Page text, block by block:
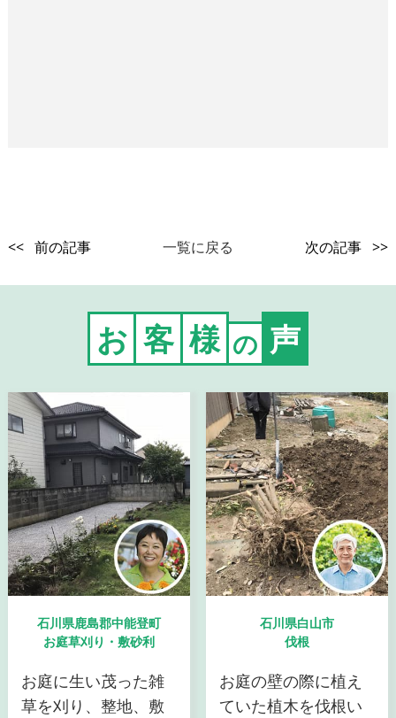
<< 前の記事 一覧に戻る 次の記事 >>
お 客 様 の 声
石川県鹿島郡中能登町
お庭草刈り・敷砂利
お庭に生い茂った雑
草を刈り、整地、敷
石川県白山市
伐根
お庭の壁の際に植え
ていた植木を伐根い